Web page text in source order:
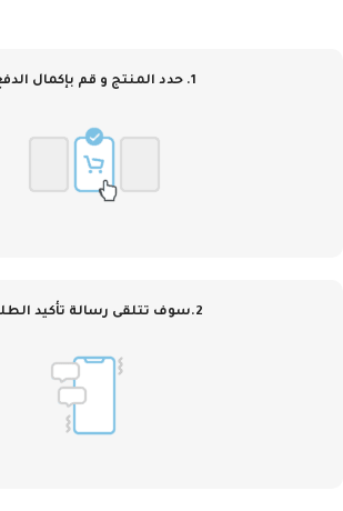
1. حدد المنتج و قم بإكمال الدفع
2.سوف تتلقى رسالة تأكيد الطلب